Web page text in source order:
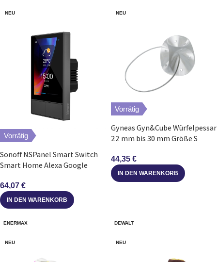
NEU
Vorrätig
Sonoff NSPanel Smart Switch
Smart Home Alexa Google
64,07 €
IN DEN WARENKORB
NEU
Vorrätig
Gyneas Gyn&Cube Würfelpessar
22 mm bis 30 mm Größe S
44,35 €
IN DEN WARENKORB
ENERMAX
NEU
DEWALT
NEU